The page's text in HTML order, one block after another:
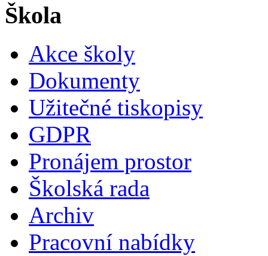
Škola
Akce školy
Dokumenty
Užitečné tiskopisy
GDPR
Pronájem prostor
Školská rada
Archiv
Pracovní nabídky